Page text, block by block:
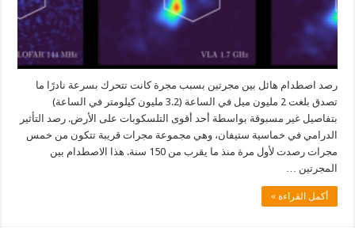
رصد اصطدام هائل بين مجرتين بسبب مجرة كانت تتحرك بسرعة نادرًا ما
تصدق بلغت 2 مليون ميل في الساعة (3.2 مليون كيلومتر في الساعة)
بتفاصيل غير مسبوقة بواسطة أحد أقوى التلسكوبات على الأرض. رصد التأثير
الدرامي في خماسية ستيفان، وهي مجموعة مجرات قريبة تتكون من خمس
مجرات رصدت لأول مرة منذ ما يقرب من 150 سنة. هذا الاصطدام بين
المجرتين …
أكمل القراءة »